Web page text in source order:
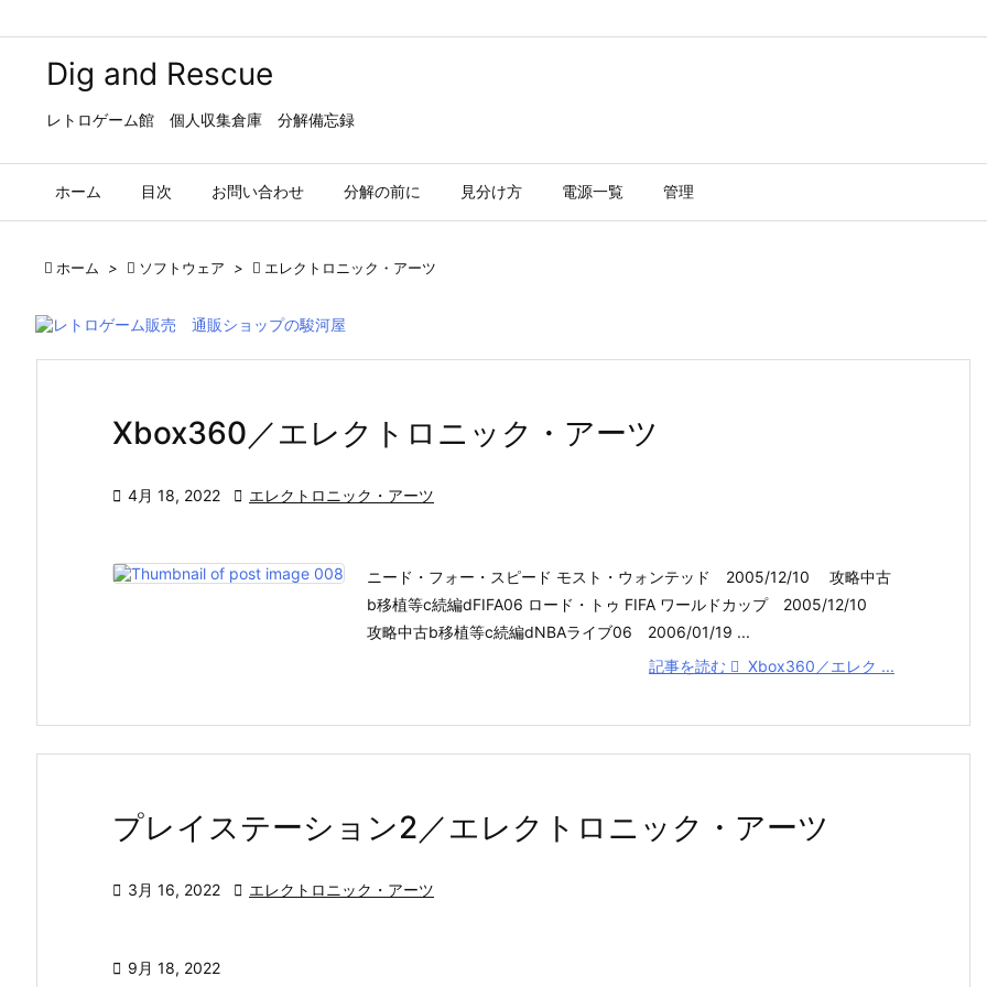
Dig and Rescue
レトロゲーム館 個人収集倉庫 分解備忘録
ホーム 目次 お問い合わせ 分解の前に 見分け方 電源一覧 管理
 ホーム >  ソフトウェア >  エレクトロニック・アーツ
Xbox360／エレクトロニック・アーツ
 4月 18, 2022  エレクトロニック・アーツ
ニード・フォー・スピード モスト・ウォンテッド 2005/12/10 攻略中古
b移植等c続編dFIFA06 ロード・トゥ FIFA ワールドカップ 2005/12/10
攻略中古b移植等c続編dNBAライブ06 2006/01/19 ...
記事を読む
Xbox360／エレク ...
プレイステーション2／エレクトロニック・アーツ
 3月 16, 2022  エレクトロニック・アーツ
 9月 18, 2022